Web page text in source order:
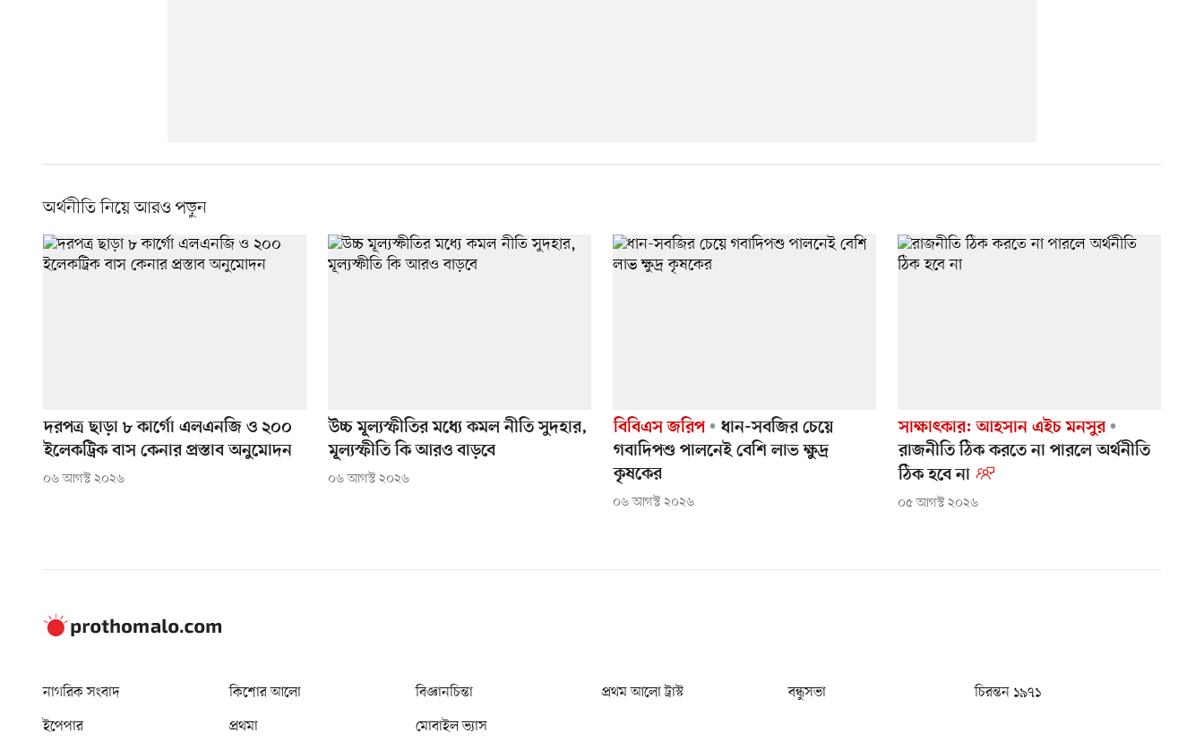
অর্থনীতি নিয়ে আরও পড়ুন
দরপত্র ছাড়া ৮ কার্গো এলএনজি ও ২০০
ইলেকট্রিক বাস কেনার প্রস্তাব অনুমোদন
০৬ আগস্ট ২০২৬
উচ্চ মূল্যস্ফীতির মধ্যে কমল নীতি সুদহার,
মূল্যস্ফীতি কি আরও বাড়বে
০৬ আগস্ট ২০২৬
বিবিএস জরিপ
ধান-সবজির চেয়ে
গবাদিপশু পালনেই বেশি লাভ ক্ষুদ্র
কৃষকের
০৬ আগস্ট ২০২৬
সাক্ষাৎকার: আহসান এইচ মনসুর
রাজনীতি ঠিক করতে না পারলে অর্থনীতি
ঠিক হবে না
০৫ আগস্ট ২০২৬
নাগরিক সংবাদ কিশোর আলো বিজ্ঞানচিন্তা প্রথম আলো ট্রাস্ট বন্ধুসভা
চিরন্তন ১৯৭১
ইপেপার
প্রথমা মোবাইল ভ্যাস